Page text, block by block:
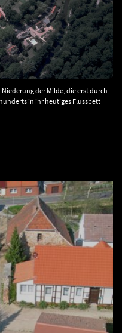
der Milde, die erst durch
in ihr heutiges Flussbett